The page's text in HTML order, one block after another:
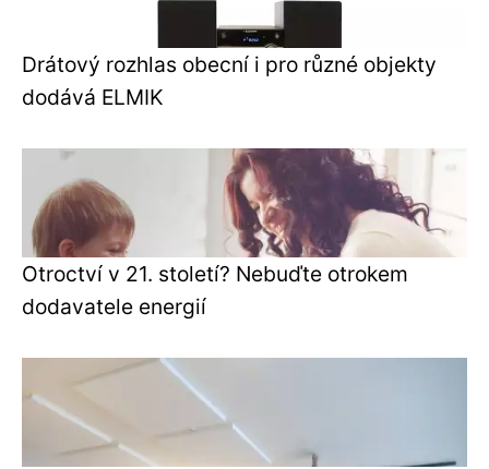
Drátový rozhlas obecní i pro různé objekty
dodává ELMIK
Otroctví v 21. století? Nebuďte otrokem
dodavatele energií